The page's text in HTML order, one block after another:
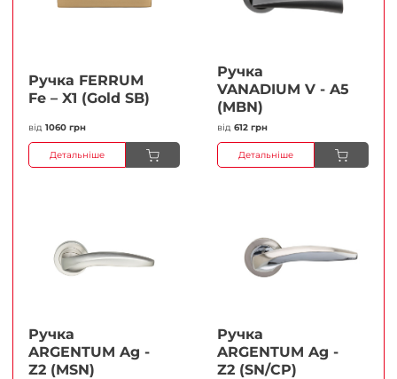
Ручка FERRUМ
Fe – X1 (Gold SB)
від 1060 грн
Детальніше
Ручка
VANADIUM V - A5
(MBN)
від 612 грн
Детальніше
Ручка
ARGENTUM Ag -
Z2 (MSN)
Ручка
ARGENTUM Ag -
Z2 (SN/CP)